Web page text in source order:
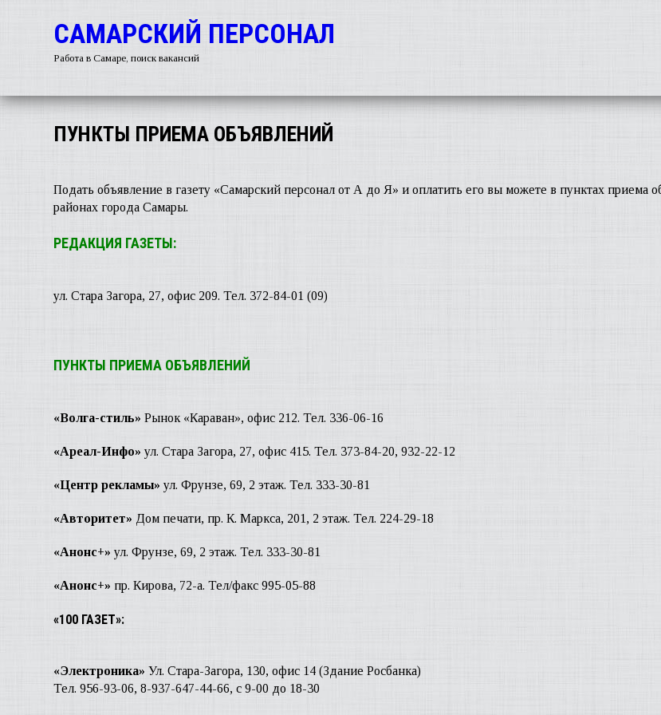
САМАРСКИЙ ПЕРСОНАЛ
Работа в Самаре, поиск вакансий
ПУНКТЫ ПРИЕМА ОБЪЯВЛЕНИЙ
Подать объявление в газету «Самарский персонал от А до Я» и оплатить его вы можете в пунктах приема
районах города Самары.
РЕДАКЦИЯ ГАЗЕТЫ:
ул. Стара Загора, 27, офис 209. Тел. 372-84-01 (09)
ПУНКТЫ ПРИЕМА ОБЪЯВЛЕНИЙ
«Волга-стиль»Рынок «Караван», офис 212. Тел. 336-06-16
«Ареал-Инфо»ул. Стара Загора, 27, офис 415. Тел. 373-84-20, 932-22-12
«Центр рекламы»ул. Фрунзе, 69, 2 этаж. Тел. 333-30-81
«Авторитет» Дом печати, пр. К. Маркса, 201, 2 этаж. Тел. 224-29-18
«Анонс+»ул. Фрунзе, 69, 2 этаж. Тел. 333-30-81
«Анонс+»пр. Кирова, 72-а. Тел/факс 995-05-88
«100 ГАЗЕТ»:
«Электроника» Ул. Стара-Загора, 130, офис 14 (Здание Росбанка)
Тел. 956-93-06, 8-937-647-44-66, с 9-00 до 18-30